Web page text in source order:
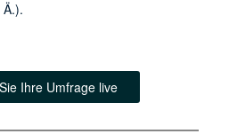
Ihre Umfrage live